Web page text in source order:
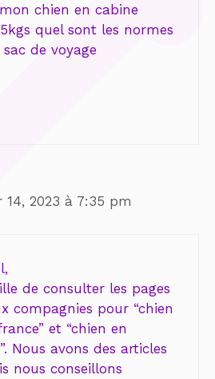
chien en cabine
quel sont les normes
de voyage
14, 2023 à 7:35 pm
de consulter les pages
compagnies pour “chien
et “chien en
Nous avons des articles
nous conseillons